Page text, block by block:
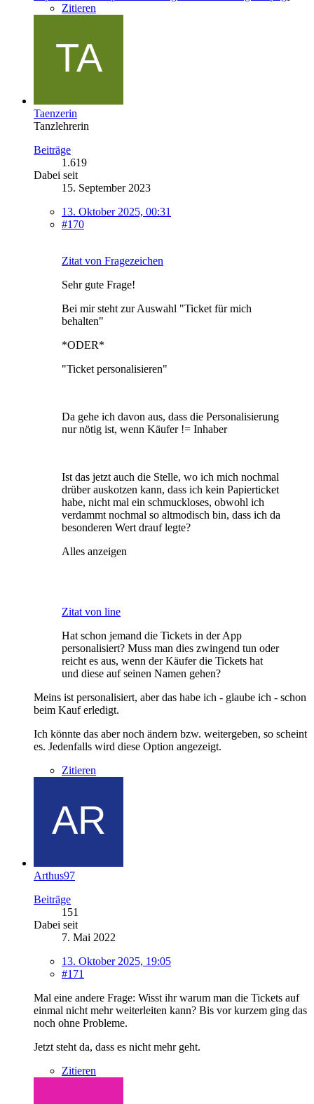
Zitieren
Taenzerin
Tanzlehrerin
Beiträge
1.619
Dabei seit
15. September 2023
13. Oktober 2025, 00:31
#170
Zitat von Fragezeichen
Sehr gute Frage!
Bei mir steht zur Auswahl "Ticket für mich
behalten"
*ODER*
"Ticket personalisieren"
Da gehe ich davon aus, dass die Personalisierung
nur nötig ist, wenn Käufer != Inhaber
Ist das jetzt auch die Stelle, wo ich mich nochmal
drüber auskotzen kann, dass ich kein Papierticket
habe, nicht mal ein schmuckloses, obwohl ich
verdammt nochmal so altmodisch bin, dass ich da
besonderen Wert drauf legte?
Alles anzeigen
Zitat von line
Hat schon jemand die Tickets in der App
personalisiert? Muss man dies zwingend tun oder
reicht es aus, wenn der Käufer die Tickets hat
und diese auf seinen Namen gehen?
Meins ist personalisiert, aber das habe ich - glaube ich - schon
beim Kauf erledigt.
Ich könnte das aber noch ändern bzw. weitergeben, so scheint
es. Jedenfalls wird diese Option angezeigt.
Zitieren
Arthus97
Beiträge
151
Dabei seit
7. Mai 2022
13. Oktober 2025, 19:05
#171
Mal eine andere Frage: Wisst ihr warum man die Tickets auf
einmal nicht mehr weiterleiten kann? Bis vor kurzem ging das
noch ohne Probleme.
Jetzt steht da, dass es nicht mehr geht.
Zitieren